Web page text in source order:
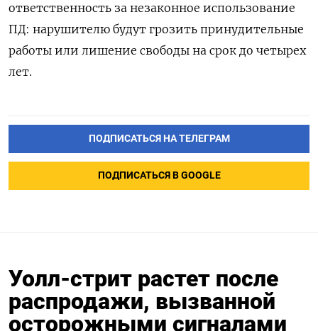
ответственность за незаконное использование
ПД: нарушителю будут грозить принудительные
работы или лишение свободы на срок до четырех
лет.
ПОДПИСАТЬСЯ НА ТЕЛЕГРАМ
ПОДПИСАТЬСЯ В GOOGLE
Уолл-стрит растет после
распродажи, вызванной
осторожными сигналами